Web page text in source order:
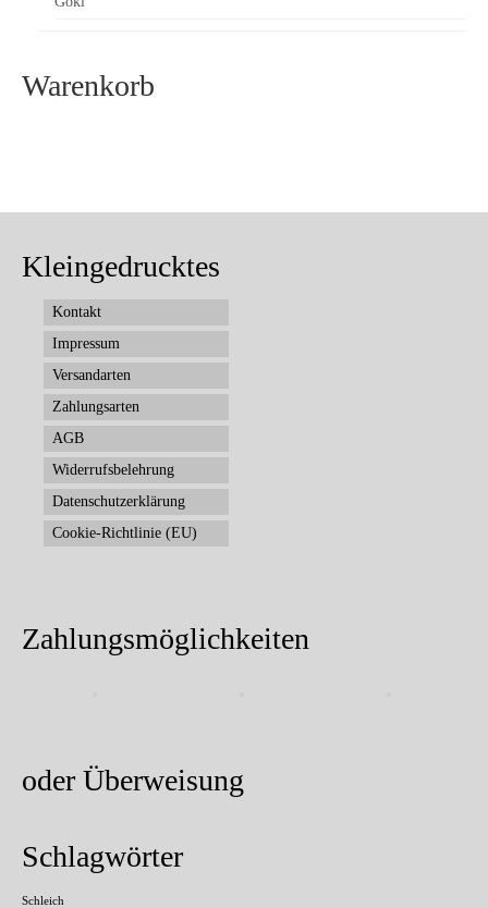
Warenkorb
Kleingedrucktes
Kontakt
Impressum
Versandarten
Zahlungsarten
AGB
Widerrufsbelehrung
Datenschutzerklärung
Cookie-Richtlinie (EU)
Zahlungsmöglichkeiten
oder Überweisung
Schlagwörter
Schleich